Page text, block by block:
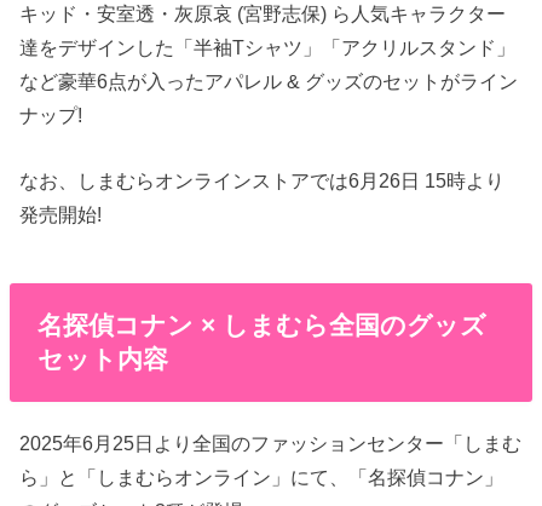
キッド・安室透・灰原哀 (宮野志保) ら人気キャラクター
達をデザインした「半袖Tシャツ」「アクリルスタンド」
など豪華6点が入ったアパレル & グッズのセットがライン
ナップ!
なお、しまむらオンラインストアでは6月26日 15時より
発売開始!
名探偵コナン × しまむら全国のグッズ
セット内容
2025年6月25日より全国のファッションセンター「しまむ
ら」と「しまむらオンライン」にて、「名探偵コナン」